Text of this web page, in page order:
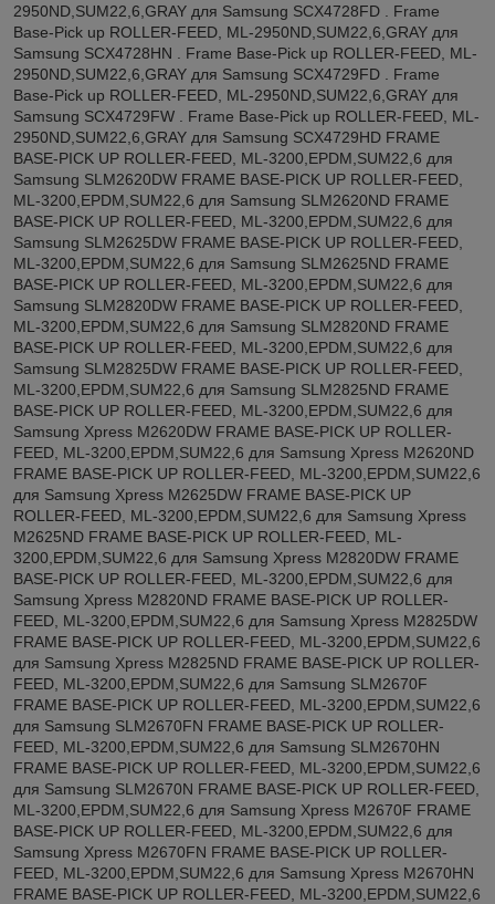
2950ND,SUM22,6,GRAY для Samsung SCX4728FD . Frame
Base-Pick up ROLLER-FEED, ML-2950ND,SUM22,6,GRAY для
Samsung SCX4728HN . Frame Base-Pick up ROLLER-FEED, ML-
2950ND,SUM22,6,GRAY для Samsung SCX4729FD . Frame
Base-Pick up ROLLER-FEED, ML-2950ND,SUM22,6,GRAY для
Samsung SCX4729FW . Frame Base-Pick up ROLLER-FEED, ML-
2950ND,SUM22,6,GRAY для Samsung SCX4729HD FRAME
BASE-PICK UP ROLLER-FEED, ML-3200,EPDM,SUM22,6 для
Samsung SLM2620DW FRAME BASE-PICK UP ROLLER-FEED,
ML-3200,EPDM,SUM22,6 для Samsung SLM2620ND FRAME
BASE-PICK UP ROLLER-FEED, ML-3200,EPDM,SUM22,6 для
Samsung SLM2625DW FRAME BASE-PICK UP ROLLER-FEED,
ML-3200,EPDM,SUM22,6 для Samsung SLM2625ND FRAME
BASE-PICK UP ROLLER-FEED, ML-3200,EPDM,SUM22,6 для
Samsung SLM2820DW FRAME BASE-PICK UP ROLLER-FEED,
ML-3200,EPDM,SUM22,6 для Samsung SLM2820ND FRAME
BASE-PICK UP ROLLER-FEED, ML-3200,EPDM,SUM22,6 для
Samsung SLM2825DW FRAME BASE-PICK UP ROLLER-FEED,
ML-3200,EPDM,SUM22,6 для Samsung SLM2825ND FRAME
BASE-PICK UP ROLLER-FEED, ML-3200,EPDM,SUM22,6 для
Samsung Xpress M2620DW FRAME BASE-PICK UP ROLLER-
FEED, ML-3200,EPDM,SUM22,6 для Samsung Xpress M2620ND
FRAME BASE-PICK UP ROLLER-FEED, ML-3200,EPDM,SUM22,6
для Samsung Xpress M2625DW FRAME BASE-PICK UP
ROLLER-FEED, ML-3200,EPDM,SUM22,6 для Samsung Xpress
M2625ND FRAME BASE-PICK UP ROLLER-FEED, ML-
3200,EPDM,SUM22,6 для Samsung Xpress M2820DW FRAME
BASE-PICK UP ROLLER-FEED, ML-3200,EPDM,SUM22,6 для
Samsung Xpress M2820ND FRAME BASE-PICK UP ROLLER-
FEED, ML-3200,EPDM,SUM22,6 для Samsung Xpress M2825DW
FRAME BASE-PICK UP ROLLER-FEED, ML-3200,EPDM,SUM22,6
для Samsung Xpress M2825ND FRAME BASE-PICK UP ROLLER-
FEED, ML-3200,EPDM,SUM22,6 для Samsung SLM2670F
FRAME BASE-PICK UP ROLLER-FEED, ML-3200,EPDM,SUM22,6
для Samsung SLM2670FN FRAME BASE-PICK UP ROLLER-
FEED, ML-3200,EPDM,SUM22,6 для Samsung SLM2670HN
FRAME BASE-PICK UP ROLLER-FEED, ML-3200,EPDM,SUM22,6
для Samsung SLM2670N FRAME BASE-PICK UP ROLLER-FEED,
ML-3200,EPDM,SUM22,6 для Samsung Xpress M2670F FRAME
BASE-PICK UP ROLLER-FEED, ML-3200,EPDM,SUM22,6 для
Samsung Xpress M2670FN FRAME BASE-PICK UP ROLLER-
FEED, ML-3200,EPDM,SUM22,6 для Samsung Xpress M2670HN
FRAME BASE-PICK UP ROLLER-FEED, ML-3200,EPDM,SUM22,6